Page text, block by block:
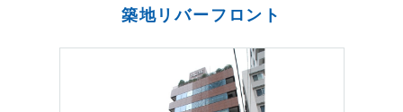
築地リバーフロント